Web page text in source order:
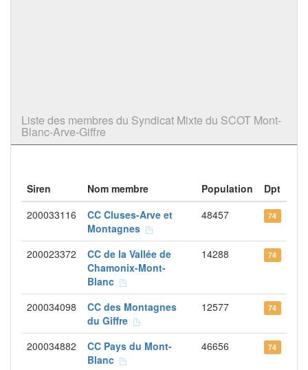
Liste des membres du Syndicat Mixte du SCOT Mont-
Blanc-Arve-Giffre
Siren Nom membre Population
Dpt
200033116
CC Cluses-Arve et
Montagnes
48457 74
200023372
CC de la Vallée de
Chamonix-Mont-
Blanc
14288 74
200034098
CC des Montagnes
du Giffre
12577 74
200034882
CC Pays du Mont-
Blanc
46656 74